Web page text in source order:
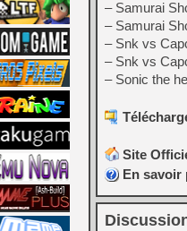
– Samurai
– Samurai
– Snk vs
– Snk vs
– Sonic the
Site
En